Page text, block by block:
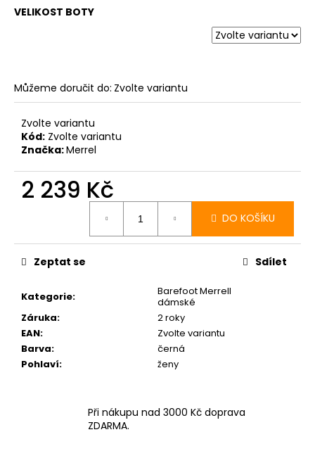
VELIKOST BOTY
Můžeme doručit do: Zvolte variantu
Zvolte variantu
Kód: Zvolte variantu
Značka:Merrel
2 239 Kč
DO KOŠÍKU
Kategorie:
Barefoot Merrell
dámské
Záruka:
2 roky
EAN:
Zvolte variantu
Barva:
černá
Pohlaví: ženy
Zeptat se Sdílet
Při nákupu nad 3000 Kč doprava
ZDARMA.